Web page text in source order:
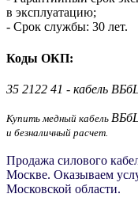
в эксплуатацию;
- Срок службы: 30 лет.
Коды ОКП:
35 2122 41 - кабель
Купить медный кабель
и безналичный расчет.
Продажа силового
Москве. Оказываем
Московской области.